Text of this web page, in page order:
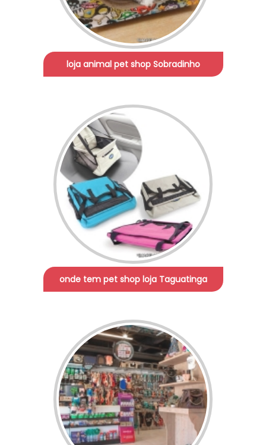
loja animal pet shop Sobradinho
onde tem pet shop loja Taguatinga